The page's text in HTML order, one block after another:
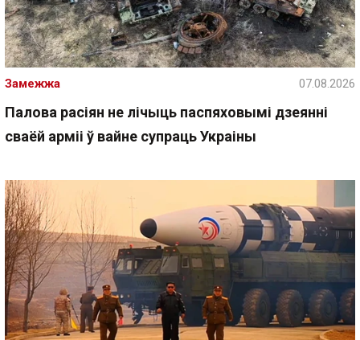
Палова расіян не лічыць паспяховымі дзеянні
сваёй арміі ў вайне супраць Украіны
Замежжа 07.08.2026